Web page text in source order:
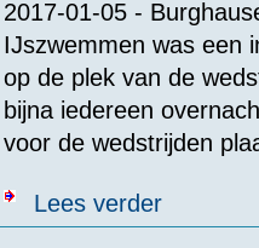
2017-01-05 -
IJszwemmen was een
op de plek van de
bijna iedereen
voor de wedstrijden
Lees verderover